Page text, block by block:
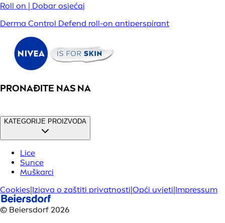
Roll on | Dobar osjećaj
Derma Control Defend roll-on antiperspirant
PRONAĐITE NAS NA
KATEGORIJE PROIZVODA
Lice
Sunce
Muškarci
Cookies Izjava o zaštiti privatnosti Opći uvjeti Impressum
© Beiersdorf 2026